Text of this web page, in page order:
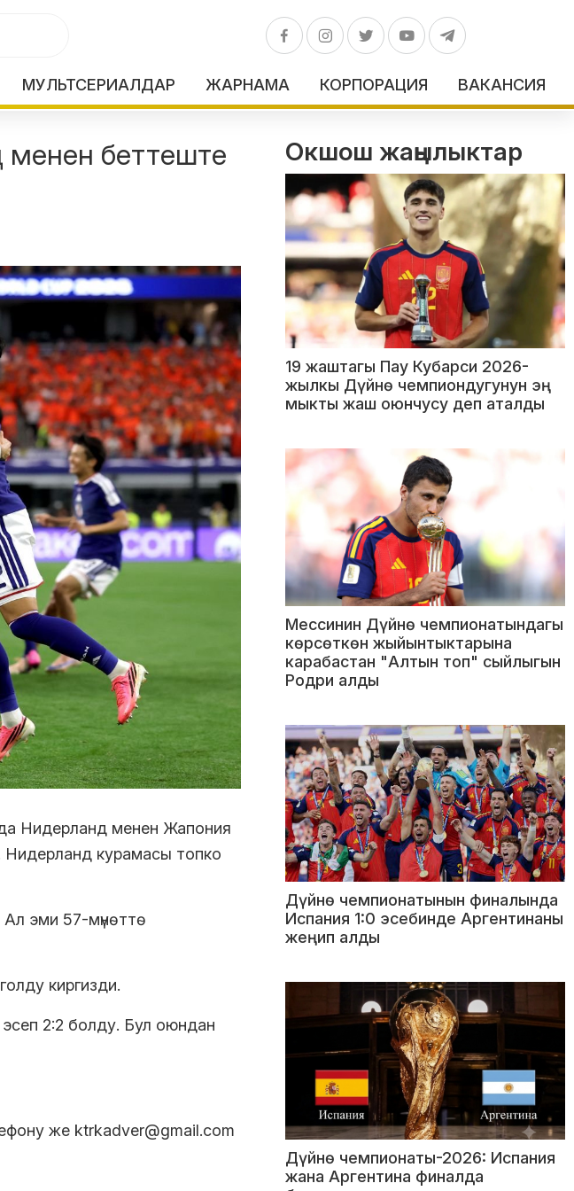
МУЛЬТСЕРИАЛДАР ЖАРНАМА КОРПОРАЦИЯ ВАКАНСИЯ
менен беттеште
Нидерланд менен Жапония
курамасы топко
эми 57-мүнөттө
киргизди.
2:2 болду. Бул оюндан
же ktrkadver@gmail.com
Окшош жаңылыктар
19 жаштагы Пау Кубарси 2026-
жылкы Дүйнө чемпиондугунун эң
мыкты жаш оюнчусу деп аталды
Мессинин Дүйнө чемпионатындагы
көрсөткөн жыйынтыктарына
карабастан "Алтын топ" сыйлыгын
Родри алды
Дүйнө чемпионатынын финалында
Испания 1:0 эсебинде Аргентинаны
жеңип алды
Дүйнө чемпионаты-2026: Испания
жана Аргентина финалда